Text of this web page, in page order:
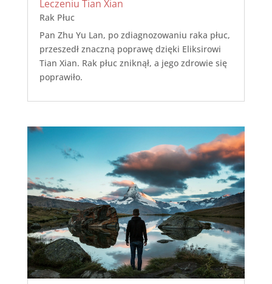
Leczeniu Tian Xian
Rak Płuc
Pan Zhu Yu Lan, po zdiagnozowaniu raka płuc,
przeszedł znaczną poprawę dzięki Eliksirowi
Tian Xian. Rak płuc zniknął, a jego zdrowie się
poprawiło.